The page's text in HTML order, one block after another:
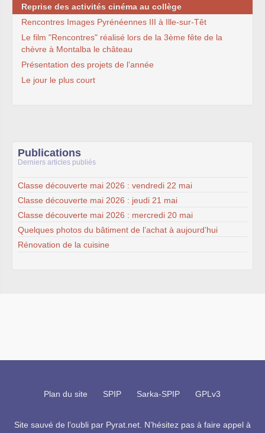
Reprise des activités cinéma au collège
Rencontres Images Pyrénéennes III à Ille-sur-Têt
Le film "Rencontres" réalisé lors de la 3ème fête de la
chèvre à Montalba le château
Présentation des projets de l’année
Le jour le plus court
Publications
Derniers articles publiés
Classe découverte mai 2026 : vendredi 22 mai
Classe découverte mai 2026 : jeudi 21 mai
Classe découverte mai 2026 : mercredi 20 mai
Quelques photos du bâtiment de l’achat à aujourd’hui
Rénovation de la cuisine
Plan du site SPIP Sarka-SPIP GPLv3
Site sauvé de l’oubli par Pyrat.net . N’hésitez pas à faire appel à